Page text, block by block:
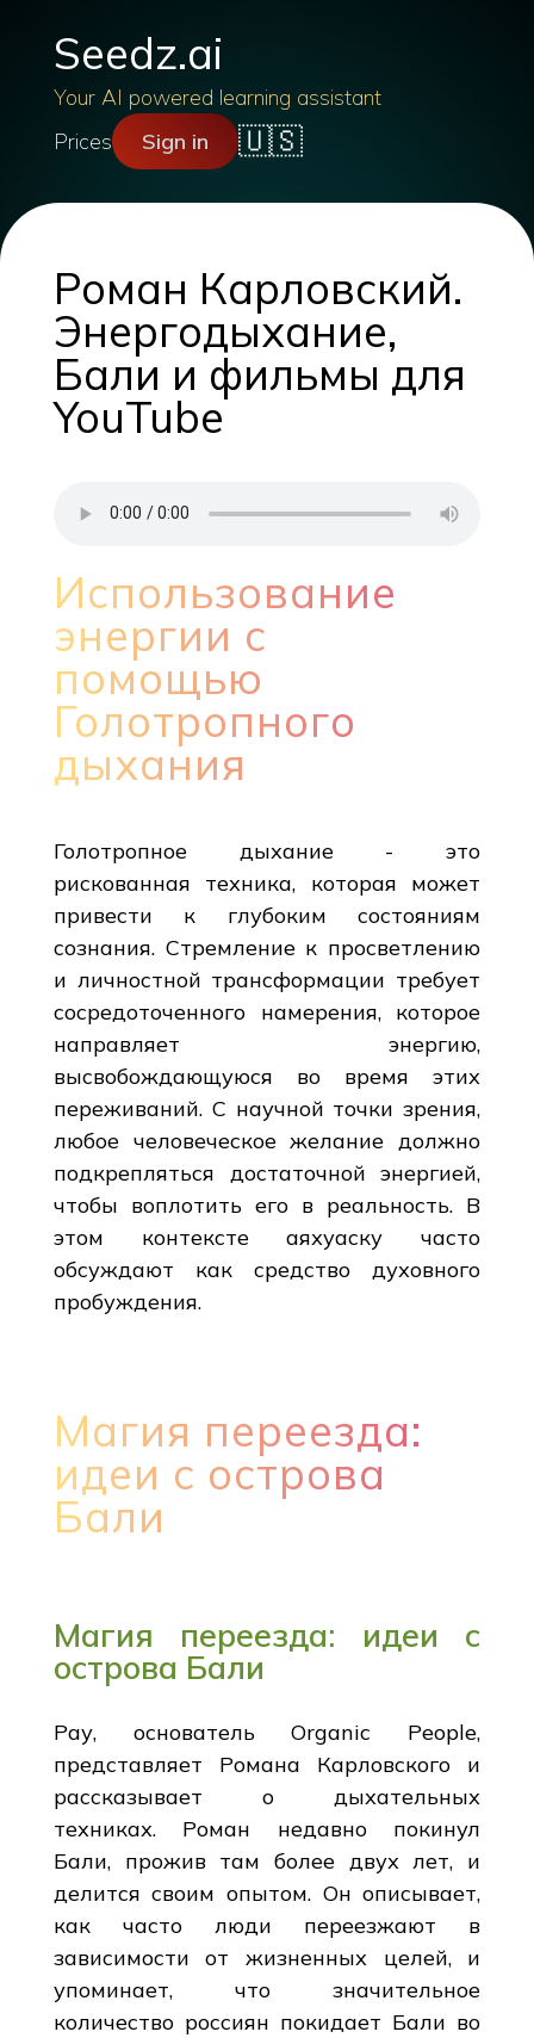
Seedz.ai
Your AI powered learning assistant
Prices
Sign in 🇺🇸
Роман Карловский.
Энергодыхание,
Бали и фильмы для
YouTube
Использование
энергии с
помощью
Голотропного
дыхания
Голотропное дыхание - это
рискованная техника, которая может
привести к глубоким состояниям
сознания. Стремление к просветлению
и личностной трансформации требует
сосредоточенного намерения, которое
направляет энергию,
высвобождающуюся во время этих
переживаний. С научной точки зрения,
любое человеческое желание должно
подкрепляться достаточной энергией,
чтобы воплотить его в реальность. В
этом контексте аяхуаску часто
обсуждают как средство духовного
пробуждения.
Магия переезда:
идеи с острова
Бали
Магия переезда: идеи с
острова Бали
Рау, основатель Organic People,
представляет Романа Карловского и
рассказывает о дыхательных
техниках. Роман недавно покинул
Бали, прожив там более двух лет, и
делится своим опытом. Он описывает,
как часто люди переезжают в
зависимости от жизненных целей, и
упоминает, что значительное
количество россиян покидает Бали во